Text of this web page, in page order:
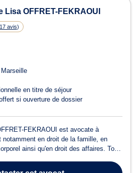
Lisa OFFRET-FEKRAOUI
avis)
en titre de séjour
si ouverture de dossier
FEKRAOUI est avocate à
notamment en droit de la famille, en
ainsi qu'en droit des affaires. Tout
corporel en cas d'accident de voiture,